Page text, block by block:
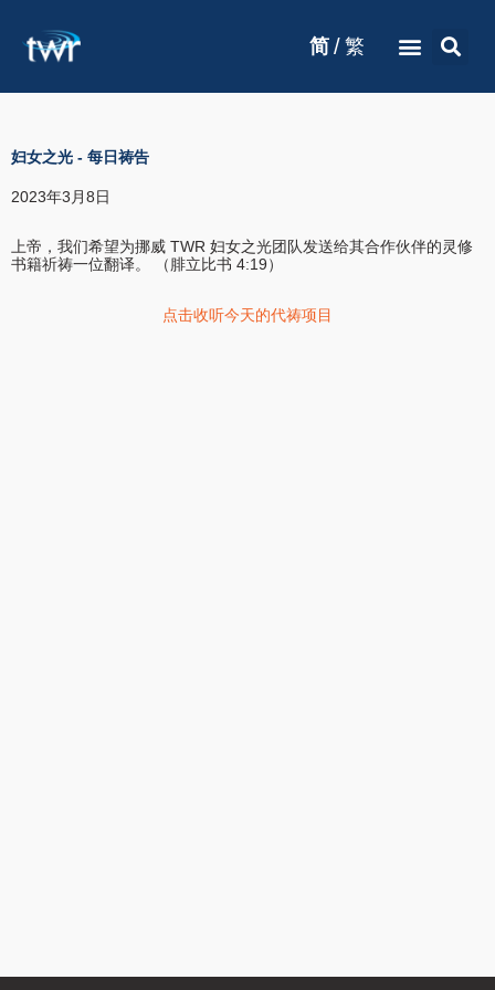
简 / 繁
妇女之光 - 每日祷告
2023年3月8日
上帝，我们希望为挪威 TWR 妇女之光团队发送给其合作伙伴的灵修
书籍祈祷一位翻译。 （腓立比书 4:19）
点击收听今天的代祷项目